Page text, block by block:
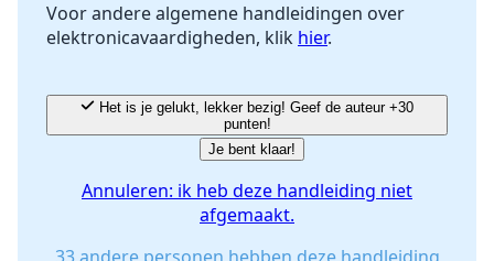
Annuleren Plaats opmerking
Voor andere algemene handleidingen over
elektronicavaardigheden, klik hier.
punten!
Je bent klaar!
Annuleren: ik heb deze handleiding niet
afgemaakt.